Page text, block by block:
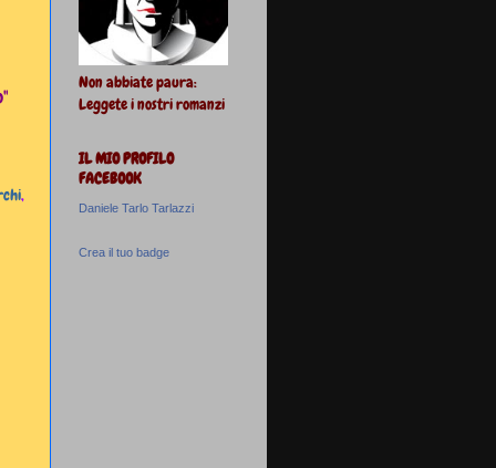
,
Non abbiate paura:
Leggete i nostri romanzi
IL MIO PROFILO
FACEBOOK
Daniele Tarlo Tarlazzi
Crea il tuo badge